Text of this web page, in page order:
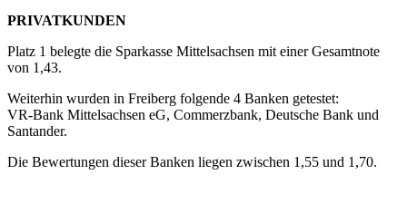
PRIVATKUNDEN
Platz 1 belegte die Sparkasse Mittelsachsen mit einer Gesamtnote
von 1,43.
Weiterhin wurden in Freiberg folgende 4 Banken getestet:
VR-Bank Mittelsachsen eG, Commerzbank, Deutsche Bank und
Santander.
Die Bewertungen dieser Banken liegen zwischen 1,55 und 1,70.